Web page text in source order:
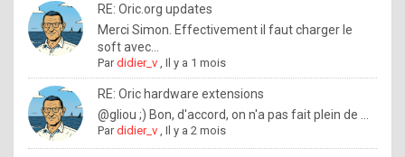
o
w
h
o
w
o
RE: Oric.org updates
Merci Simon. Effectivement il faut charger le
soft avec...
Pardidier_v ,Il y a 1 mois
RE: Oric hardware extensions
@gliou ;) Bon, d'accord, on n'a pas fait plein de ...
Pardidier_v ,Il y a 2 mois